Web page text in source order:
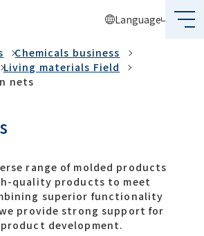
Language
Chemicals business
Living materials Field
nets
range of molded products
quality products to meet
superior functionality
provide strong support for
development.​